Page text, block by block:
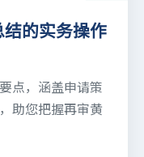
的实务操作
点，涵盖申请策
助您把握再审黄